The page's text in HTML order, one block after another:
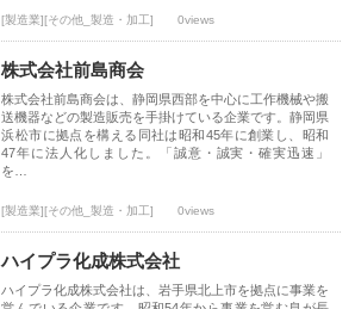
[製造業][その他_製造・加工] 0views
株式会社前島商会
株式会社前島商会は、静岡県西部を中心に工作機械や搬
送機器などの製造販売を手掛けている企業です。静岡県
浜松市に拠点を構える同社は昭和45年に創業し、昭和
47年に法人化しました。「誠意・誠実・確実迅速」
を…
[製造業][その他_製造・加工] 0views
ハイプラ化成株式会社
ハイプラ化成株式会社は、岩手県北上市を拠点に事業を